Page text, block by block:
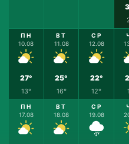
ПН
10.08
27°
13°
ВТ
11.08
25°
16°
СР
12.08
22°
12°
ПН
17.08
ВТ
18.08
СР
19.08